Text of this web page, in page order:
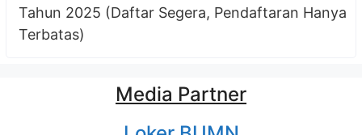
Tahun 2025 (Daftar Segera, Pendaftaran Hanya
Terbatas)
Media Partner